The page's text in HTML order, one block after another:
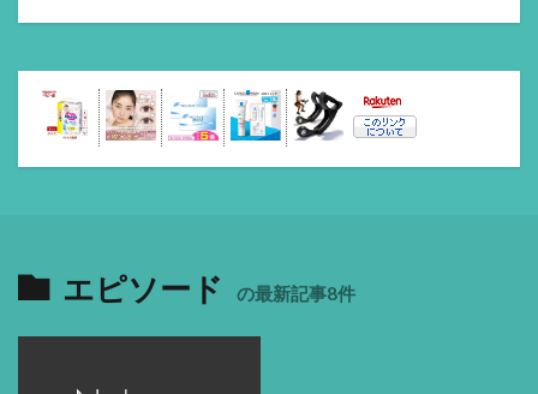
エピソード の最新記事8件